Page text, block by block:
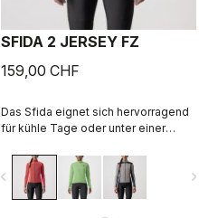
SFIDA 2 JERSEY FZ
159,00 CHF
Das Sfida eignet sich hervorragend
für kühle Tage oder unter einer
es markiert exakt den Übergang
zwischen sommerlichen Trikots und
einer vollwertigen Jacke.
navigate_before